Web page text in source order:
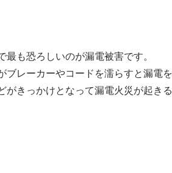
最も恐ろしいのが漏電被害です。
ブレーカーやコードを濡らすと漏電
がきっかけとなって漏電火災が起き